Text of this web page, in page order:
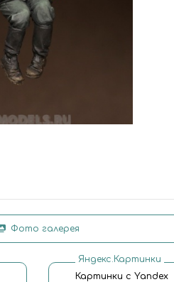
Фото галерея
Яндекс.Картинки
Картинки с Yandex